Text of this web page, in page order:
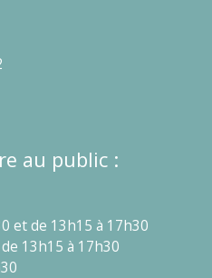
au public :
et de 13h15 à 17h30
13h15 à 17h30